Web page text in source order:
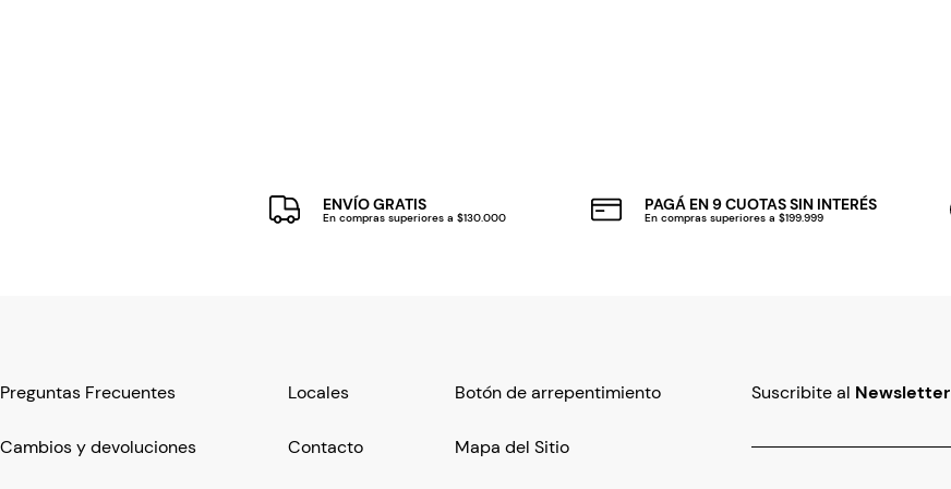
ENVÍO GRATIS
En compras superiores a $130.000
PAGÁ EN 9 CUOTAS SIN INTERÉS
En compras superiores a $199.999
Preguntas Frecuentes
Cambios y devoluciones
Locales
Contacto
Botón de arrepentimiento
Mapa del Sitio
Suscribite al Newsletter